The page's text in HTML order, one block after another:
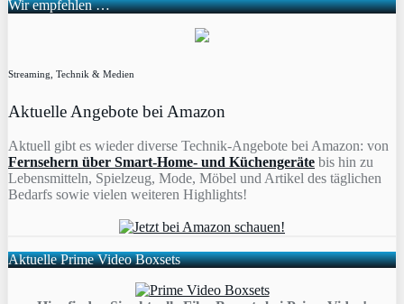
Wir empfehlen …
Streaming, Technik & Medien
Aktuelle Angebote bei Amazon
Aktuell gibt es wieder diverse Technik-Angebote bei Amazon: von
Fernsehern über Smart-Home- und Küchengeräte bis hin zu
Lebensmitteln, Spielzeug, Mode, Möbel und Artikel des täglichen
Bedarfs sowie vielen weiteren Highlights!
Aktuelle Prime Video Boxsets